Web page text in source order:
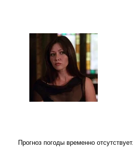
Прогноз погоды временно отсутствует.